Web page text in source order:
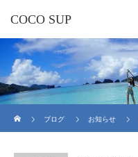
COCO SUP
ブログ
お知らせ